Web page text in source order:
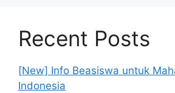
Recent Posts
[New] Info Beasiswa untuk
Indonesia